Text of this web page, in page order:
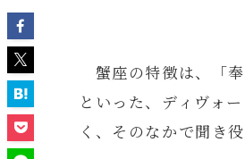
カップ
蟹座の特徴は、「
といった、ディヴォ
く、そのなかで聞き